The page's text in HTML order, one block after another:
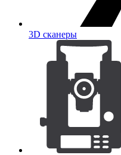
3D сканеры